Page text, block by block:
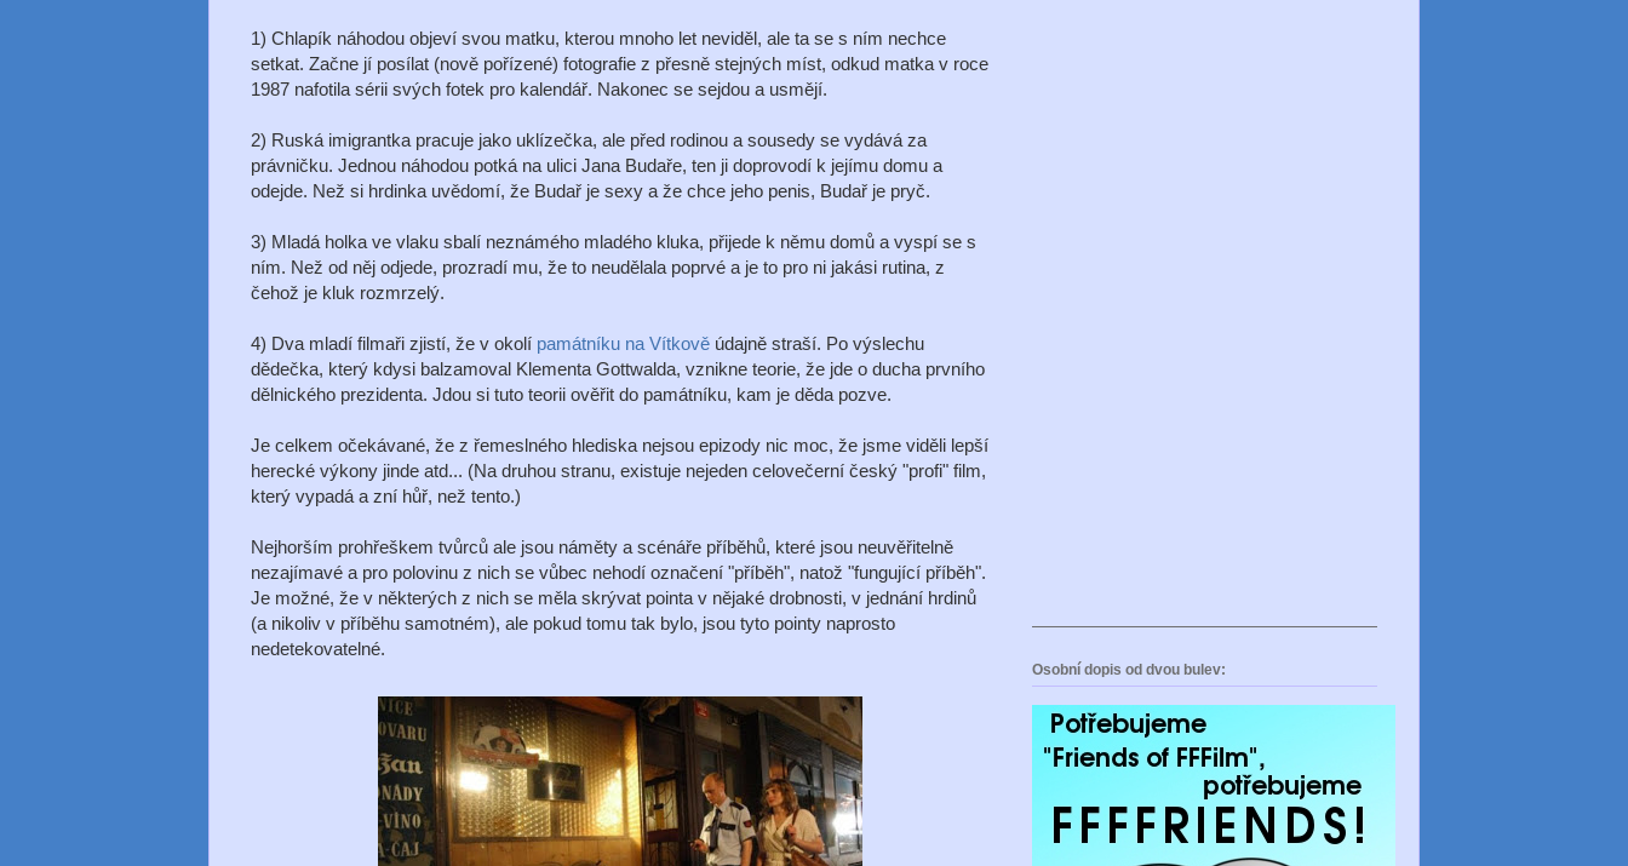
1) Chlapík náhodou objeví svou matku, kterou mnoho let neviděl, ale ta se s ním nechce
setkat. Začne jí posílat (nově pořízené) fotografie z přesně stejných míst, odkud matka v roce
1987 nafotila sérii svých fotek pro kalendář. Nakonec se sejdou a usmějí.
2) Ruská imigrantka pracuje jako uklízečka, ale před rodinou a sousedy se vydává za
právničku. Jednou náhodou potká na ulici Jana Budaře, ten ji doprovodí k jejímu domu a
odejde. Než si hrdinka uvědomí, že Budař je sexy a že chce jeho penis, Budař je pryč.
3) Mladá holka ve vlaku sbalí neznámého mladého kluka, přijede k němu domů a vyspí se s
ním. Než od něj odjede, prozradí mu, že to neudělala poprvé a je to pro ni jakási rutina, z
čehož je kluk rozmrzelý.
4) Dva mladí filmaři zjistí, že v okolí památníku na Vítkově údajně straší. Po výslechu
dědečka, který kdysi balzamoval Klementa Gottwalda, vznikne teorie, že jde o ducha prvního
dělnického prezidenta. Jdou si tuto teorii ověřit do památníku, kam je děda pozve.
Je celkem očekávané, že z řemeslného hlediska nejsou epizody nic moc, že jsme viděli lepší
herecké výkony jinde atd... (Na druhou stranu, existuje nejeden celovečerní český "profi" film,
který vypadá a zní hůř, než tento.)
Nejhorším prohřeškem tvůrců ale jsou náměty a scénáře příběhů, které jsou neuvěřitelně
nezajímavé a pro polovinu z nich se vůbec nehodí označení "příběh", natož "fungující příběh".
Je možné, že v některých z nich se měla skrývat pointa v nějaké drobnosti, v jednání hrdinů
(a nikoliv v příběhu samotném), ale pokud tomu tak bylo, jsou tyto pointy naprosto
nedetekovatelné.
Osobní dopis od dvou bulev: